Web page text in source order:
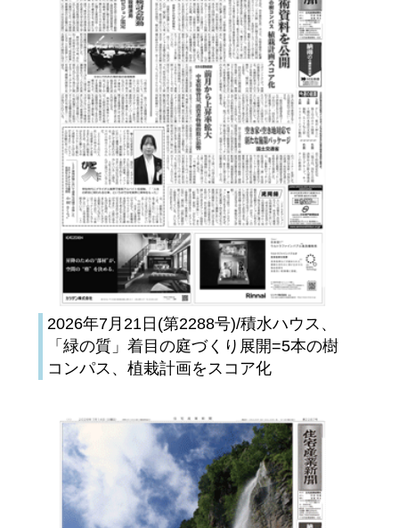
2026年7月21日(第2288号)/積水ハウス、
「緑の質」着目の庭づくり展開=5本の樹
コンパス、植栽計画をスコア化